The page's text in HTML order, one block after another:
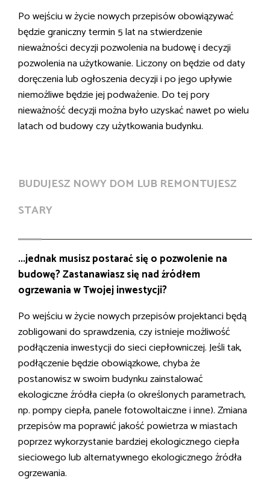
Po wejściu w życie nowych przepisów obowiązywać
będzie graniczny termin 5 lat na stwierdzenie
nieważności decyzji pozwolenia na budowę i decyzji
pozwolenia na użytkowanie. Liczony on będzie od daty
doręczenia lub ogłoszenia decyzji i po jego upływie
niemożliwe będzie jej podważenie. Do tej pory
nieważność decyzji można było uzyskać nawet po wielu
latach od budowy czy użytkowania budynku.
BUDUJESZ NOWY DOM LUB REMONTUJESZ
STARY
...jednak musisz postarać się o pozwolenie na
budowę? Zastanawiasz się nad źródłem
ogrzewania w Twojej inwestycji?
Po wejściu w życie nowych przepisów projektanci będą
zobligowani do sprawdzenia, czy istnieje możliwość
podłączenia inwestycji do sieci ciepłowniczej. Jeśli tak,
podłączenie będzie obowiązkowe, chyba że
postanowisz w swoim budynku zainstalować
ekologiczne źródła ciepła (o określonych parametrach,
np. pompy ciepła, panele fotowoltaiczne i inne). Zmiana
przepisów ma poprawić jakość powietrza w miastach
poprzez wykorzystanie bardziej ekologicznego ciepła
sieciowego lub alternatywnego ekologicznego źródła
ogrzewania.